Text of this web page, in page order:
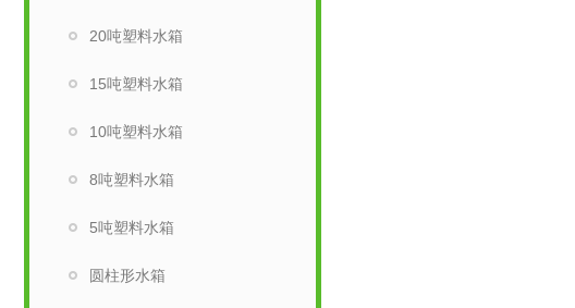
20吨塑料水箱
15吨塑料水箱
10吨塑料水箱
8吨塑料水箱
5吨塑料水箱
圆柱形水箱